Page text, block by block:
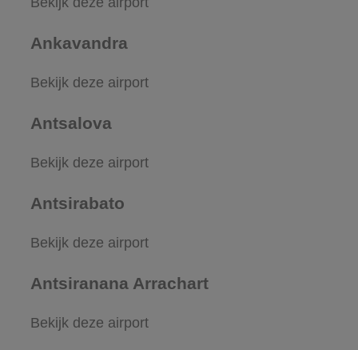
Ankavandra
Bekijk deze airport
Antsalova
Bekijk deze airport
Antsirabato
Bekijk deze airport
Antsiranana Arrachart
Bekijk deze airport